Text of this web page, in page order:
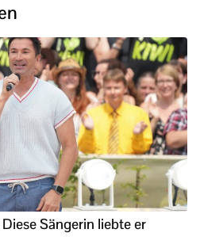
Sängerin liebte er